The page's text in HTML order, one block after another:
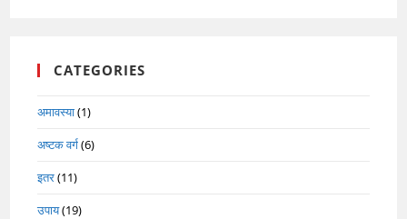
CATEGORIES
अमावस्या(1)
अष्टक वर्ग(6)
इतर(11)
उपाय(19)